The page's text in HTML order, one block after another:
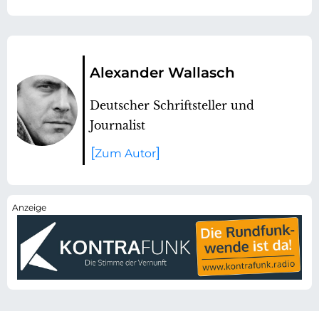
Alexander Wallasch
Deutscher Schriftsteller und
Journalist
Zum Autor